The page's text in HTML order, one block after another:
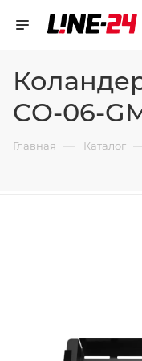
CO-06-
Главная — Каталог